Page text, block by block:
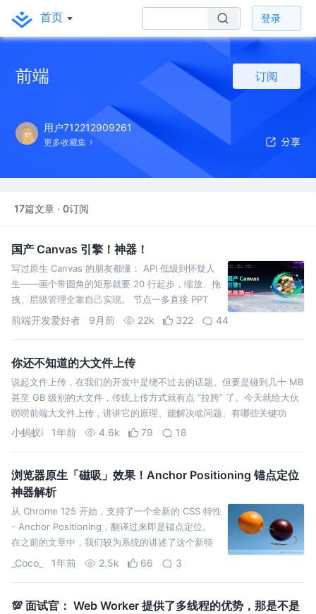
首页 登录
前端 订阅
用户712212909261
更多收藏集
17篇文章 · 0订阅
国产 Canvas 引擎！神器！
写过原生 Canvas 的朋友都懂： API 低级到怀疑人
生——画个带圆角的矩形就要 20 行起步，缩放、拖
拽、层级管理全靠自己实现。 节点一多直接 PPT
——超过 5000 个元素，页面卡成幻灯片。
前端开发爱好者 9月前 22k 322 44
你还不知道的大文件上传
说起文件上传，在我们的开发中是绕不过去的话题。但要是碰到几十 MB
甚至 GB 级别的大文件，传统上传方式就有点 “拉胯” 了。今天就给大伙
唠唠前端大文件上传，讲讲它的原理、能解决啥问题、有哪些关键功
小蚂蚁i 1年前 4.6k 79 18
浏览器原生「磁吸」效果！Anchor Positioning 锚点定位
神器解析
从 Chrome 125 开始，支持了一个全新的 CSS 特性
- Anchor Positioning，翻译过来即是锚点定位。
在之前的文章中，我们较为系统的讲述了这个新特
性的使用，感兴趣的可以翻开
_Coco_ 1年前 2.5k 66 3
💯 面试官： Web Worker 提供了多线程的优势，那是不是